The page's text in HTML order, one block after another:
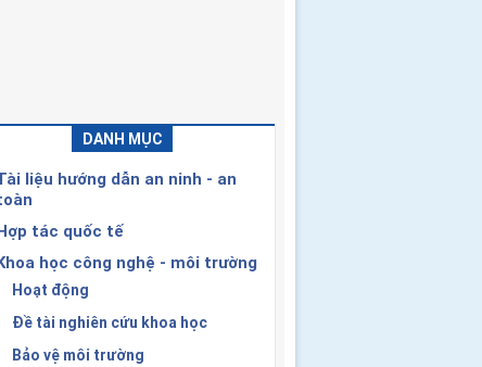
DANH MỤC
liệu hướng dẫn an ninh - an
tác quốc tế
học công nghệ - môi trường
Hoạt động
Đề tài nghiên cứu khoa học
Bảo vệ môi trường